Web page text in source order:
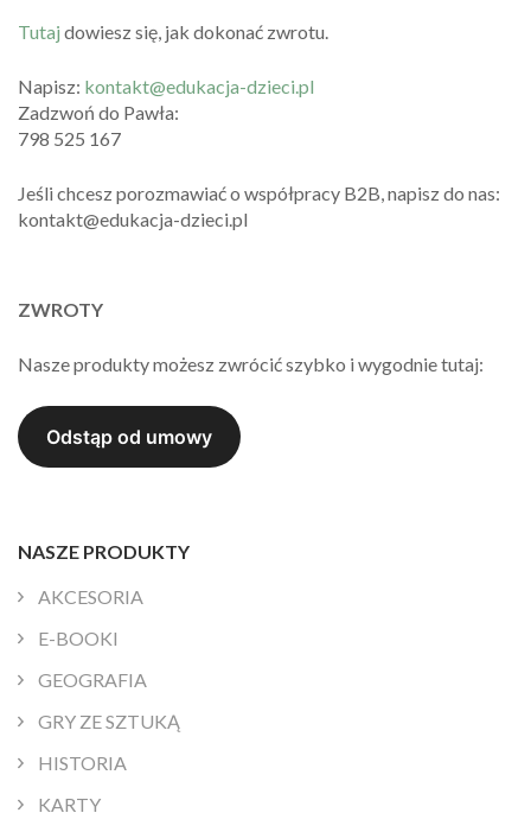
Tutaj dowiesz się, jak dokonać zwrotu.
Napisz: kontakt@edukacja-dzieci.pl
Zadzwoń do Pawła:
798 525 167
Jeśli chcesz porozmawiać o współpracy B2B, napisz do nas:
kontakt@edukacja-dzieci.pl
ZWROTY
Nasze produkty możesz zwrócić szybko i wygodnie tutaj:
NASZE PRODUKTY
AKCESORIA
E-BOOKI
GEOGRAFIA
GRY ZE SZTUKĄ
HISTORIA
KARTY